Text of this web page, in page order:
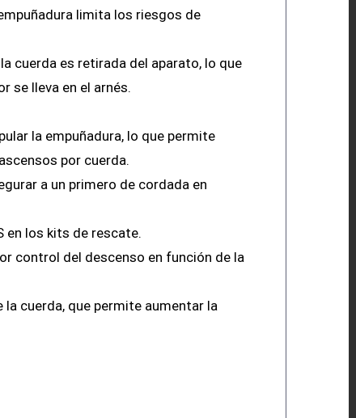
limita los riesgos de
cuerda es retirada del aparato, lo que
se lleva en el arnés.
la empuñadura, lo que permite
por cuerda.
a un primero de cordada en
en los kits de rescate.
control del descenso en función de la
cuerda, que permite aumentar la